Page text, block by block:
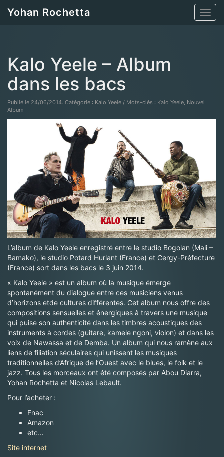
Yohan Rochetta
Kalo Yeele – Album
dans les bacs
Publié le 24/06/2014. Catégorie : Kalo Yeele / Mots-clés : Kalo Yeele, Nouvel
Album
L’album de Kalo Yeele enregistré entre le studio Bogolan (Mali –
Bamako), le studio Potard Hurlant (France) et Cergy-Préfecture
(France) sort dans les bacs le 3 juin 2014.
« Kalo Yeele » est un album où la musique émerge
spontanément du dialogue entre ces musiciens venus
d’horizons etde cultures différentes. Cet album nous offre des
compositions sensuelles et énergiques à travers une musique
qui puise son authenticité dans les timbres acoustiques des
instruments à cordes (guitare, kamele ngoni, violon) et dans les
voix de Nawassa et de Demba. Un album qui nous ramène aux
liens de filiation séculaires qui unissent les musiques
traditionnelles d’Afrique de l’Ouest avec le blues, le folk et le
jazz. Tous les morceaux ont été composés par Abou Diarra,
Yohan Rochetta et Nicolas Lebault.
Pour l’acheter :
Fnac
Amazon
etc…
Site internet